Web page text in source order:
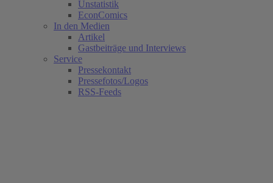
Unstatistik
EconComics
In den Medien
Artikel
Gastbeiträge und Interviews
Service
Pressekontakt
Pressefotos/Logos
RSS-Feeds